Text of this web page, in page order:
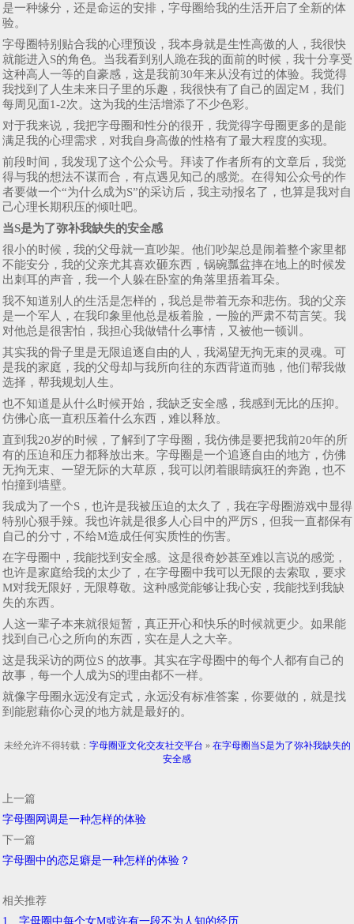
是一种缘分，还是命运的安排，字母圈给我的生活开启了全新的体
验。
字母圈特别贴合我的心理预设，我本身就是生性高傲的人，我很快
就能进入S的角色。当我看到别人跪在我的面前的时候，我十分享受
这种高人一等的自豪感，这是我前30年来从没有过的体验。我觉得
我找到了人生未来日子里的乐趣，我很快有了自己的固定M，我们
每周见面1-2次。这为我的生活增添了不少色彩。
对于我来说，我把字母圈和性分的很开，我觉得字母圈更多的是能
满足我的心理需求，对我自身高傲的性格有了最大程度的实现。
前段时间，我发现了这个公众号。拜读了作者所有的文章后，我觉
得与我的想法不谋而合，有点遇见知己的感觉。在得知公众号的作
者要做一个“为什么成为S”的采访后，我主动报名了，也算是我对自
己心理长期积压的倾吐吧。
当S是为了弥补我缺失的安全感
很小的时候，我的父母就一直吵架。他们吵架总是闹着整个家里都
不能安分，我的父亲尤其喜欢砸东西，锅碗瓢盆摔在地上的时候发
出刺耳的声音，我一个人躲在卧室的角落里捂着耳朵。
我不知道别人的生活是怎样的，我总是带着无奈和悲伤。我的父亲
是一个军人，在我印象里他总是板着脸，一脸的严肃不苟言笑。我
对他总是很害怕，我担心我做错什么事情，又被他一顿训。
其实我的骨子里是无限追逐自由的人，我渴望无拘无束的灵魂。可
是我的家庭，我的父母却与我所向往的东西背道而驰，他们帮我做
选择，帮我规划人生。
也不知道是从什么时候开始，我缺乏安全感，我感到无比的压抑。
仿佛心底一直积压着什么东西，难以释放。
直到我20岁的时候，了解到了字母圈，我仿佛是要把我前20年的所
有的压迫和压力都释放出来。字母圈是一个追逐自由的地方，仿佛
无拘无束、一望无际的大草原，我可以闭着眼睛疯狂的奔跑，也不
怕撞到墙壁。
我成为了一个S，也许是我被压迫的太久了，我在字母圈游戏中显得
特别心狠手辣。我也许就是很多人心目中的严厉S，但我一直都保有
自己的分寸，不给M造成任何实质性的伤害。
在字母圈中，我能找到安全感。这是很奇妙甚至难以言说的感觉，
也许是家庭给我的太少了，在字母圈中我可以无限的去索取，要求
M对我无限好，无限尊敬。这种感觉能够让我心安，我能找到我缺
失的东西。
人这一辈子本来就很短暂，真正开心和快乐的时候就更少。如果能
找到自己心之所向的东西，实在是人之大辛。
这是我采访的两位S 的故事。其实在字母圈中的每个人都有自己的
故事，每一个人成为S的理由都不一样。
就像字母圈永远没有定式，永远没有标准答案，你要做的，就是找
到能慰藉你心灵的地方就是最好的。
未经允许不得转载： 字母圈亚文化交友社交平台 » 在字母圈当S是为了弥补我缺失的
安全感
上一篇
字母圈网调是一种怎样的体验
下一篇
字母圈中的恋足癖是一种怎样的体验？
相关推荐
1、字母圈中每个女M或许有一段不为人知的经历